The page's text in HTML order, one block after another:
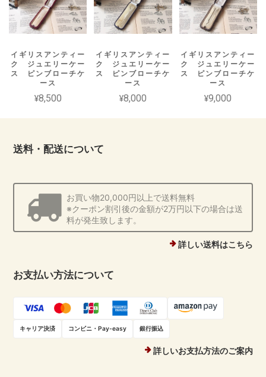
イギリスアンティー
ク ジュエリーケー
ス ピンブローチケ
ース
¥8,500
イギリスアンティー
ク ジュエリーケー
ス ピンブローチケ
ース
¥8,000
イギリスアンティー
ク ジュエリーケー
ス ピンブローチケ
ース
¥9,000
送料・配送について
お買い物20,000円以上で送料無料
※クーポン割引後の金額が2万円以下の場合は送
料が発生致します。
詳しい送料はこちら
お支払い方法について
キャリア決済 コンビニ・Pay-easy 銀行振込
詳しいお支払方法のご案内